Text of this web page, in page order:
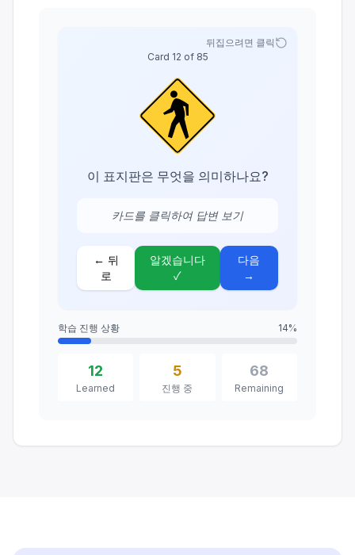
뒤집으려면 클릭
Card 12 of 85
이 표지판은 무엇을 의미하나요?
카드를 클릭하여 답변 보기
← 뒤
로
알겠습니다
✓
다음
→
학습 진행 상황 14%
12
Learned
5
진행 중
68
Remaining